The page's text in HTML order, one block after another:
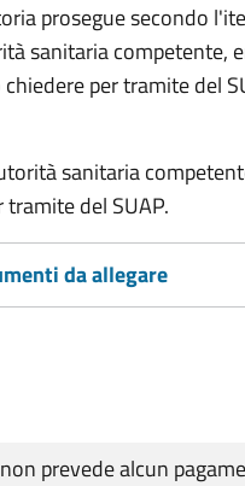
prosegue secondo
sanitaria competente,
per tramite del
sanitaria
del SUAP.
da allegare
prevede alcun